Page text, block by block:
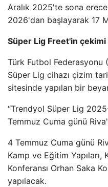
Aralık 2025'te sona
2026'dan başlayarak 17
Süper Lig Freet'in çekimi
Türk Futbol
Süper Lig cihazı çizim
sitesinde yapılan bir
“Trendyol Süper Lig
Temmuz Cuma günü
4 Temmuz Cuma günü
Kamp ve Eğitim
Konferansı Orhan Saka
yapılacak.